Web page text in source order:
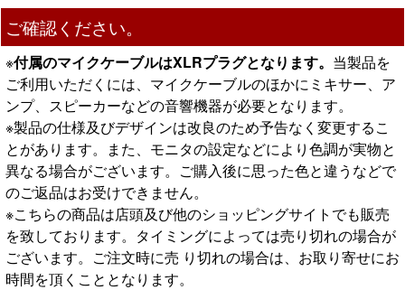
ご確認ください。
※付属のマイクケーブルはXLRプラグとなります。 当製品を
ご利用いただくには、マイクケーブルのほかにミキサー、ア
ンプ、スピーカーなどの音響機器が必要となります。
※製品の仕様及びデザインは改良のため予告なく変更するこ
とがあります。また、モニタの設定などにより色調が実物と
異なる場合がございます。ご購入後に思った色と違うなどで
のご返品はお受けできません。
※こちらの商品は店頭及び他のショッピングサイトでも販売
を致しております。タイミングによっては売り切れの場合が
ございます。ご注文時に売 り切れの場合は、お取り寄せにお
時間を頂くこととなります。